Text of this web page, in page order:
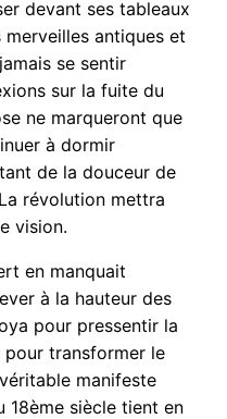
devant ses tableaux
antiques et
se sentir
sur la fuite du
ne marqueront que
à dormir
de la douceur de
révolution mettra
vision.
en manquait
à la hauteur des
pour pressentir la
transformer le
manifeste
18ème siècle tient en